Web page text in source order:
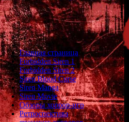
Главная страница
Forbidden Siren 1
Forbidden Siren 2
Siren Blood Curse
Siren Manga
Siren Movie
Обзоры хоррор-игр
Ретроспектива